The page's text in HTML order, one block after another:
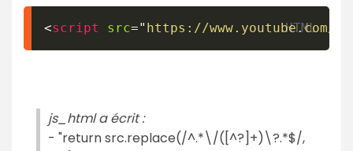
<script src=" https://www.youtube.com/
js_html a écrit :
- "return src.replace(/^.*\/([^?]+)\?.*$/,